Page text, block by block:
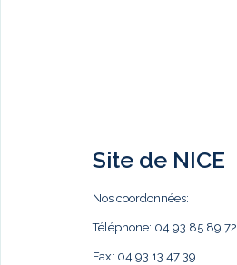
Site de NICE
Nos coordonnées:
Téléphone: 04 93 85 89 72
Fax: 04 93 13 47 39